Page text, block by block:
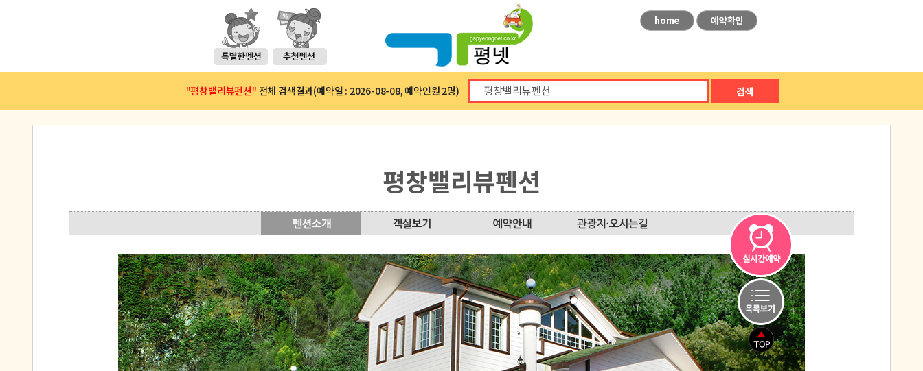
home 예약확인
"평창밸리뷰펜션" 전체 검색결과(예약일 : 2026-08-08, 예약인원 2명) 검색
평창밸리뷰펜션